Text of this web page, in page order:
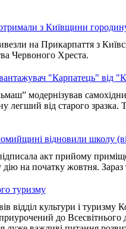
з Київщини
на Прикарпаття з
Червоного Хреста.
"Карпатець" від
модернізував
легший від старого зразка.
відновили школу
акт прийому
дію на початку жовтня.
туризму
відділ культури і
до Всесвітнього